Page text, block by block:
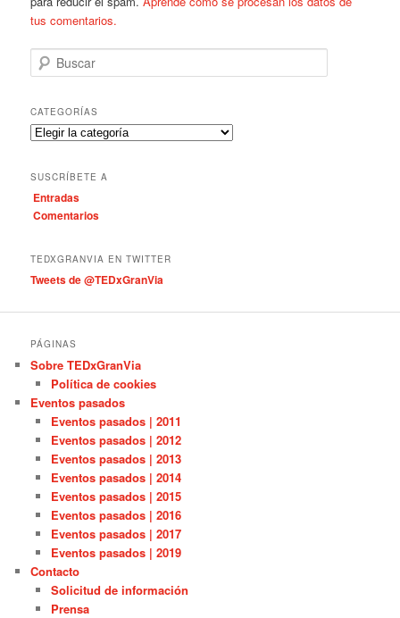
tus comentarios.
u
c
a
r
CATEGORÍAS
C
e
g
o
a
s
SUSCRÍBETE A
Entradas
Comentarios
TEDXGRANVIA EN TWITTER
Tweets de @TEDxGranVia
PÁGINAS
Sobre TEDxGranVia
Política de cookies
Eventos pasados
Eventos pasados | 2011
Eventos pasados | 2012
Eventos pasados | 2013
Eventos pasados | 2014
Eventos pasados | 2015
Eventos pasados | 2016
Eventos pasados | 2017
Eventos pasados | 2019
Contacto
Solicitud de información
Prensa